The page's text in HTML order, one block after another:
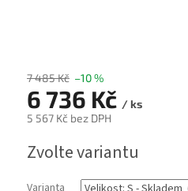
7 485 Kč –10 %
6 736 Kč / ks
5 567 Kč bez DPH
cena:
Zvolte variantu